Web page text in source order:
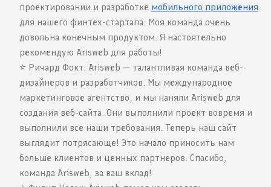
проектировании и разработке мобильного приложения
для нашего финтех-стартапа. Моя команда очень
довольна конечным продуктом. Я настоятельно
рекомендую Arisweb для работы!
⭐️ Ричард Фокт: Arisweb — талантливая команда веб-
дизайнеров и разработчиков. Мы международное
маркетинговое агентство, и мы наняли Arisweb для
создания веб-сайта. Они выполнили проект вовремя и
выполнили все наши требования. Теперь наш сайт
выглядит потрясающе! Это начало приносить нам
больше клиентов и ценных партнеров. Спасибо,
команда Arisweb, за ваш вклад!